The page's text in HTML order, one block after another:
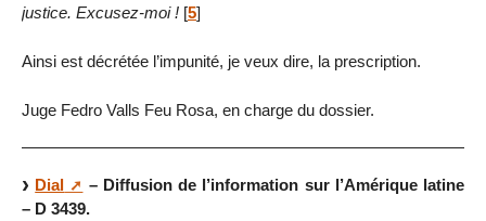
justice. Excusez-moi ! [5]
Ainsi est décrétée l’impunité, je veux dire, la prescription.
Juge Fedro Valls Feu Rosa, en charge du dossier.
Dial
– Diffusion de l’information sur l’Amérique latine
– D 3439.